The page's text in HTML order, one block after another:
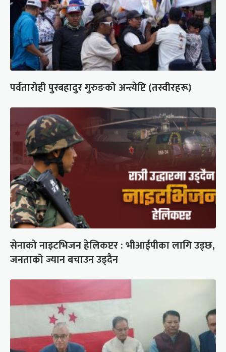
पर्वतारोही पुरबहादुर गुरुङको अन्त्येष्टि (तस्वीरहरू)
सेनाको नाइटभिजन हेलिकप्टर : भीआईपीका लागि उड्छ,
जनताको ज्यान बचाउन उड्दैन